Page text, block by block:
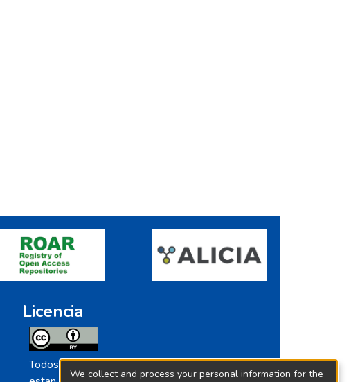
Licencia
Todos los contenidos de repositorio.ins.gob.pe
We collect and process your personal information for the